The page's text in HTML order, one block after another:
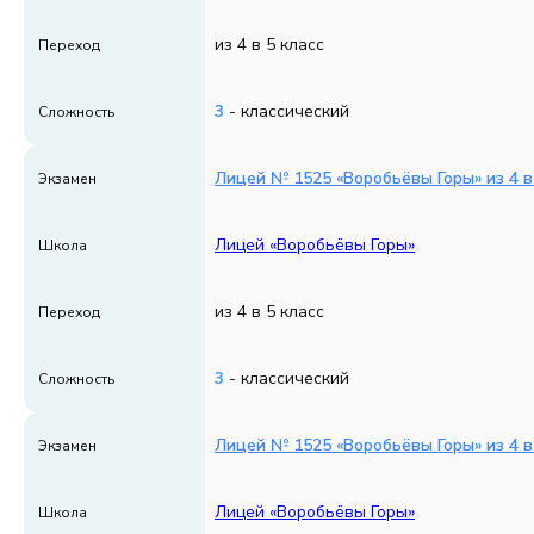
Переход из 4 в 5 класс
Сложность 3 - классический
Экзамен Лицей № 1525 «Воробьёвы Горы» из 4
Школа Лицей «Воробьёвы Горы»
Переход из 4 в 5 класс
Сложность 3 - классический
Экзамен Лицей № 1525 «Воробьёвы Горы» из 4
Школа Лицей «Воробьёвы Горы»